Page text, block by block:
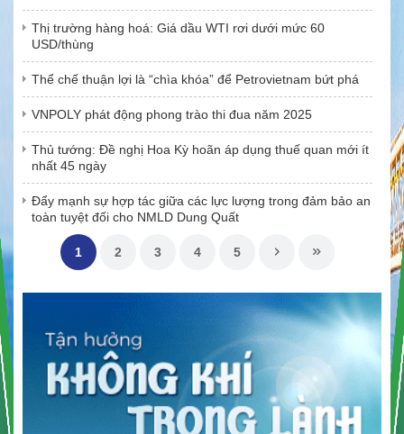
Thị trường hàng hoá: Giá dầu WTI rơi dưới mức 60
USD/thùng
Thể chế thuận lợi là “chìa khóa” để Petrovietnam bứt phá
VNPOLY phát động phong trào thi đua năm 2025
Thủ tướng: Đề nghị Hoa Kỳ hoãn áp dụng thuế quan mới ít
nhất 45 ngày
Đẩy mạnh sự hợp tác giữa các lực lượng trong đảm bảo an
toàn tuyệt đối cho NMLD Dung Quất
1 2 3 4 5